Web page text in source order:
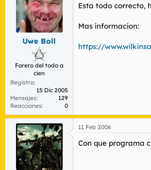
Uwe Boll
Forero del todo a
cien
Registro
15 Dic 2005
Mensajes
129
Reacciones
0
Esta todo correcto,
Mas informacion:
https://
11 Feb 2006
Con que programa